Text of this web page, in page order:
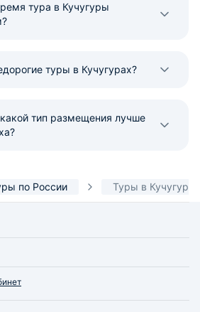
тура в Кучугуры
туры в Кучугурах?
тип размещения лучше
по России Туры в Кучугуры